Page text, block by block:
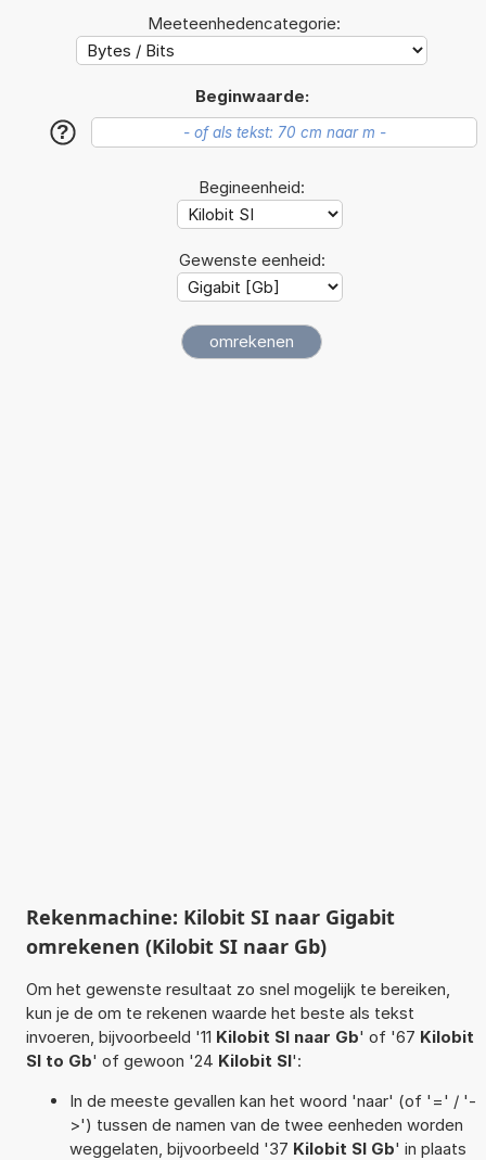
Meeteenhedencategorie:
Beginwaarde:
?
Begineenheid:
Gewenste eenheid:
Rekenmachine: Kilobit SI naar Gigabit
omrekenen (Kilobit SI naar Gb)
Om het gewenste resultaat zo snel mogelijk te bereiken,
kun je de om te rekenen waarde het beste als tekst
invoeren, bijvoorbeeld '11 Kilobit SI naar Gb' of '67 Kilobit
SI to Gb' of gewoon '24 Kilobit SI':
In de meeste gevallen kan het woord 'naar' (of '=' / '-
>') tussen de namen van de twee eenheden worden
weggelaten, bijvoorbeeld '37 Kilobit SI Gb' in plaats